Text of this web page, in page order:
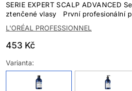
SERIE EXPERT SCALP ADVANCED
ztenčené vlasy První profesionální
L'ORÉAL PROFESSIONNEL
453 Kč
Varianta: